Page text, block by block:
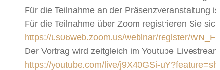
Für die Teilnahme an der Präsenzveranstaltung
Für die Teilnahme über Zoom registrieren Sie
https://us06web.zoom.us/webinar/register/
Der Vortrag wird zeitgleich im Youtube-
https://youtube.com/live/j9X40GSi-